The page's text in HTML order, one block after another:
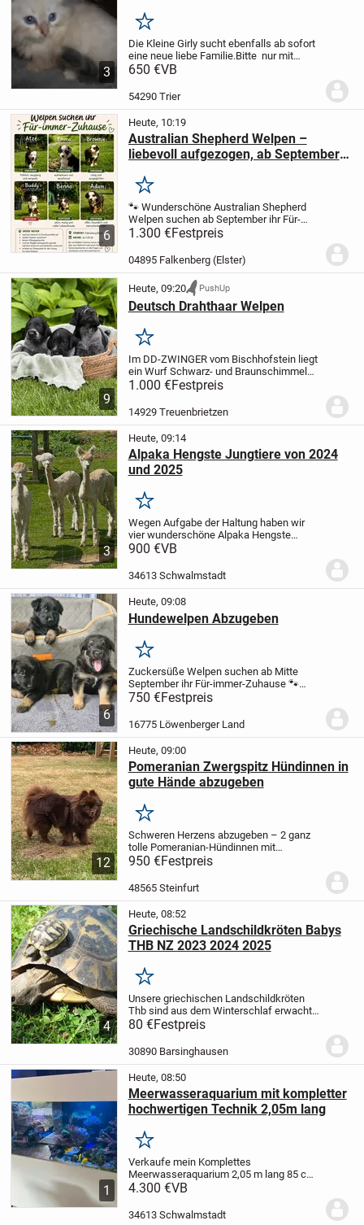
3
Merken
Die Kleine Girly sucht ebenfalls ab sofort
eine neue liebe Familie.Bitte nur mit
bereits vorhandener Katzenfreundin. Die
Farbe blue-tabby-point und ist...
650 €VB
54290 Trier
6
Heute, 10:19
Australian Shepherd Welpen –
liebevoll aufgezogen, ab September
Merken
🐾 Wunderschöne Australian Shepherd
Welpen suchen ab September ihr Für-
immer-Zuhause 🏡❤️
liebevoll aufgezogener Australian
Shepherd-Nachwuchs das Licht der Welt
1.300 €Festpreis
04895 Falkenberg (Elster)
9
Heute, 09:20 PushUp
Deutsch Drahthaar Welpen
Merken
Im DD-ZWINGER vom Bischhofstein liegt
ein Wurf Schwarz- und Braunschimmel
Welpen.Es sind noch zwei
Schwarzschimmel Rüden
abzugeben.Mutter: Hanna vom
frei,...
1.000 €Festpreis
14929 Treuenbrietzen
3
Heute, 09:14
Alpaka Hengste Jungtiere von 2024
und 2025
Merken
Wegen Aufgabe der Haltung haben wir
vier wunderschöne Alpaka Hengste
abzugeben. Die 3 beigen sind im Juli 24
vier sind sehr lieb und haben ein tolles
900 €VB
34613 Schwalmstadt
6
Heute, 09:08
Hundewelpen Abzugeben
Merken
Zuckersüße Welpen suchen ab Mitte
September ihr Für-immer-Zuhause 🐾
Unsere bezaubernden Welpen, geboren
am 09.06.2026, dürfen ab Mitte
September in liebevolle Familien
umziehen.Die Mutter ist ein...
750 €Festpreis
16775 Löwenberger Land
12
Heute, 09:00
Pomeranian Zwergspitz Hündinnen in
gute Hände abzugeben
Merken
Schweren Herzens abzugeben – 2 ganz
tolle Pomeranian-Hündinnen mit
AhnentafelAus persönlichen Gründen
müssen wir uns schweren Herzens von
unseren beiden wundervollen
Pomeranian-Hündinnen trennen. Da...
950 €Festpreis
48565 Steinfurt
4
Heute, 08:52
Griechische Landschildkröten Babys
THB NZ 2023 2024 2025
Merken
Unsere griechischen Landschildkröten
Thb sind aus dem Winterschlaf erwacht
und putzmunter.Wir haben Nachzuchten
von 2025, 2024, 2023 abzugeben.
Schildkröten leben alle im Freiland.
80 €Festpreis
30890 Barsinghausen
1
Heute, 08:50
Meerwasseraquarium mit kompletter
hochwertigen Technik 2,05m lang
Merken
Verkaufe mein Komplettes
Meerwasseraquarium2,05 m lang 85 cm
tief und 80cm hoch mit Eisengestell und
SchneiderDazu gehört absolut
4.300 €VB
34613 Schwalmstadt